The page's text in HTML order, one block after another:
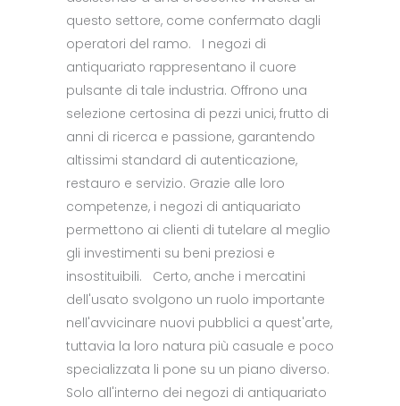
questo settore, come confermato dagli
operatori del ramo. I negozi di
antiquariato rappresentano il cuore
pulsante di tale industria. Offrono una
selezione certosina di pezzi unici, frutto di
anni di ricerca e passione, garantendo
altissimi standard di autenticazione,
restauro e servizio. Grazie alle loro
competenze, i negozi di antiquariato
permettono ai clienti di tutelare al meglio
gli investimenti su beni preziosi e
insostituibili. Certo, anche i mercatini
dell'usato svolgono un ruolo importante
nell'avvicinare nuovi pubblici a quest'arte,
tuttavia la loro natura più casuale e poco
specializzata li pone su un piano diverso.
Solo all'interno dei negozi di antiquariato